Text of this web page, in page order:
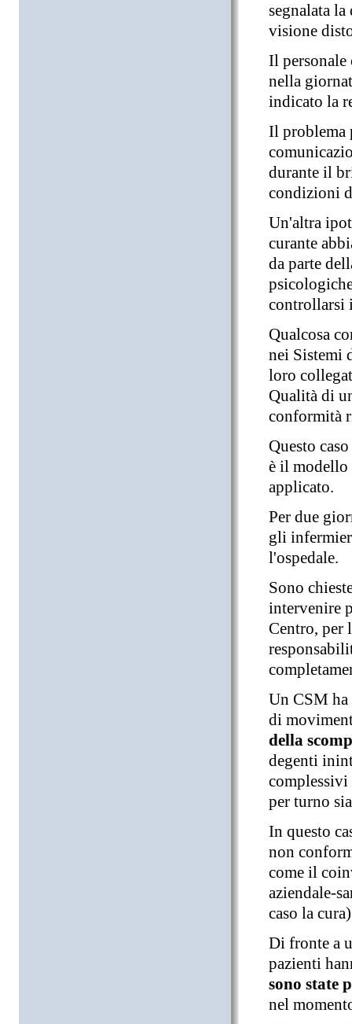
segnalata
visione
Il personale
nella
indicato la
Il problema
durante il
condizioni
Un'altra
curante
da parte
controllarsi
Qualcosa
nei Sistemi
loro
Qualità di
conformità
Questo
è il modello
applicato.
Per due
gli
l'ospedale.
Sono
intervenire
Centro, per
Un CSM ha
di
della
degenti
per turno
In questo
non
come il
aziendale-
caso la
Di fronte a
pazienti
sono state
nel